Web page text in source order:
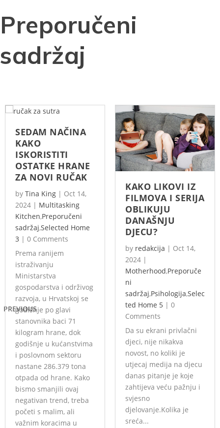
Preporučeni
sadržaj
PREVIOUS
SEDAM NAČINA
KAKO
ISKORISTITI
OSTATKE HRANE
ZA NOVI RUČAK
by Tina King | Oct 14,
2024 | Multitasking
Kitchen,Preporučeni
sadržaj,Selected Home
3 | 0 Comments
Prema ranijem
istraživanju
Ministarstva
gospodarstva i održivog
razvoja, u Hrvatskoj se
godišnje po glavi
stanovnika baci 71
kilogram hrane, dok
godišnje u kućanstvima
i poslovnom sektoru
nastane 286.379 tona
otpada od hrane. Kako
bismo smanjili ovaj
negativan trend, treba
početi s malim, ali
važnim koracima u
KAKO LIKOVI IZ
FILMOVA I SERIJA
OBLIKUJU
DANAŠNJU
DJECU?
by redakcija | Oct 14,
2024 |
Motherhood,Preporuče
ni
sadržaj,Psihologija,Selec
ted Home 5 | 0
Comments
Da su ekrani privlačni
djeci, nije nikakva
novost, no koliki je
utjecaj medija na djecu
danas pitanje je koje
zahtijeva veću pažnju i
svjesno
djelovanje.Kolika je
sreća...